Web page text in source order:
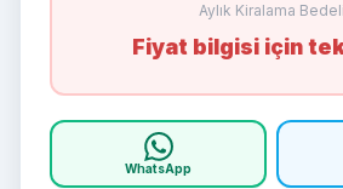
Aylık Kiralama Bedeli
Fiyat bilgisi için
WhatsApp